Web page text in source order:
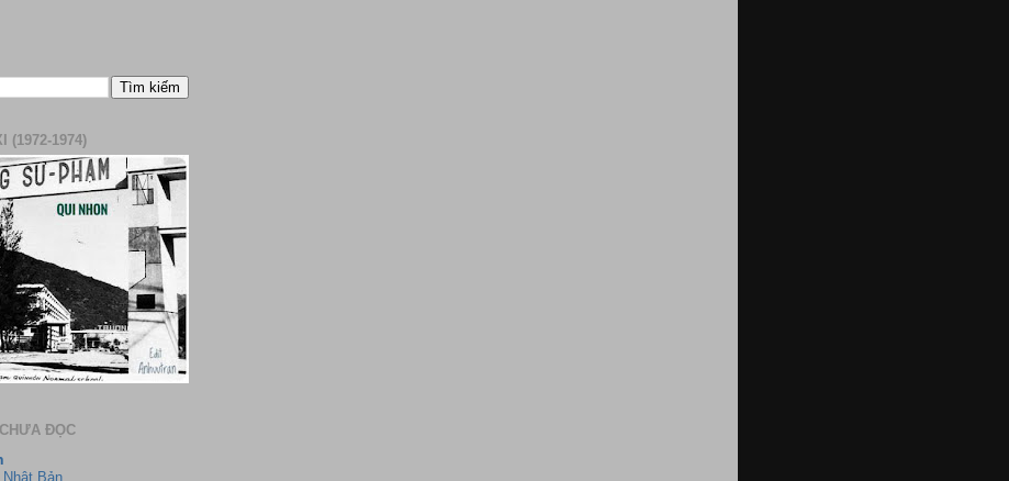
(1972-1974)
ĐỌC
Bản